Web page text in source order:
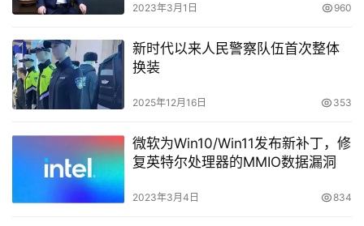
2023年3月1日 960
新时代以来人民警察队伍首次整体
换装
2025年12月16日 353
微软为Win10/Win11发布新补丁，修
复英特尔处理器的MMIO数据漏洞
2023年3月4日 834